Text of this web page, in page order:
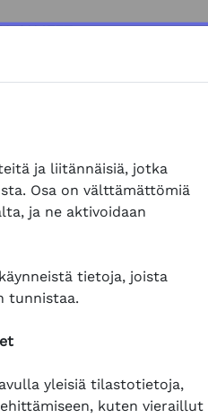
OHJEET
ja liitännäisiä, jotka
Osa on välttämättömiä
ja ne aktivoidaan
tietoja, joista
tunnistaa.
yleisiä tilastotietoja,
kuten vieraillut